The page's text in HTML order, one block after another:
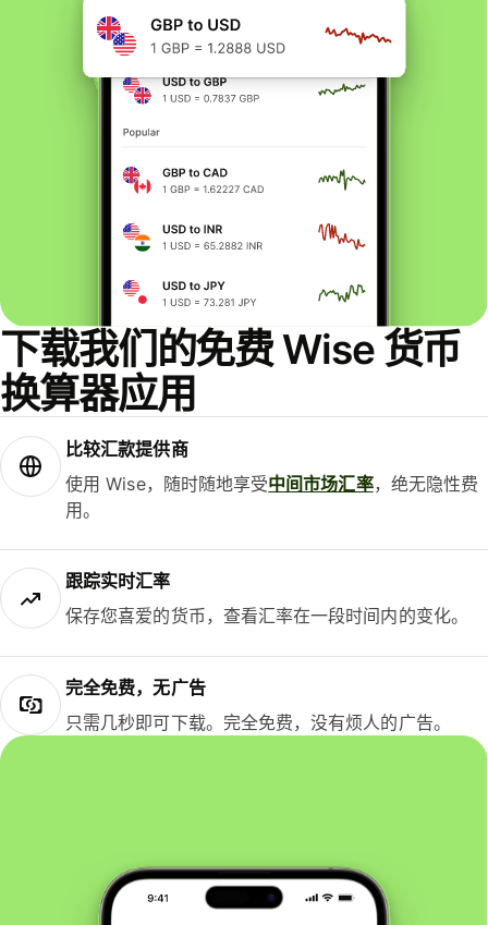
下载我们的免费 Wise 货币
换算器应用
比较汇款提供商
使用 Wise，随时随地享受中间市场汇率，绝无隐性费
用。
跟踪实时汇率
保存您喜爱的货币，查看汇率在一段时间内的变化。
完全免费，无广告
只需几秒即可下载。完全免费，没有烦人的广告。